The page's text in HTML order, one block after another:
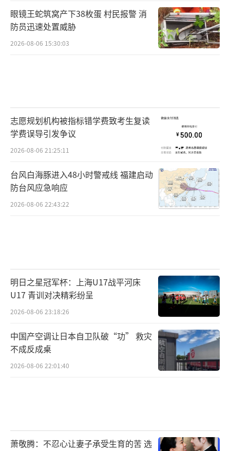
眼镜王蛇筑窝产下38枚蛋 村民报警 消
防员迅速处置威胁
2026-08-06 15:30:03
志愿规划机构被指标错学费致考生复读
学费误导引发争议
2026-08-06 21:25:11
台风白海豚进入48小时警戒线 福建启动
防台风应急响应
2026-08-06 22:43:22
明日之星冠军杯：上海U17战平河床
U17 青训对决精彩纷呈
2026-08-06 23:18:26
中国产空调让日本自卫队破“功” 救灾
不成反成桌
2026-08-06 22:01:40
萧敬腾：不忍心让妻子承受生育的苦 选